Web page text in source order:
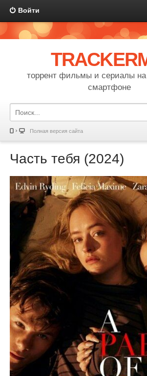
Войти
торрент фильмы и сериалы
смартфоне
Полная версия сайта
Часть тебя (2024)